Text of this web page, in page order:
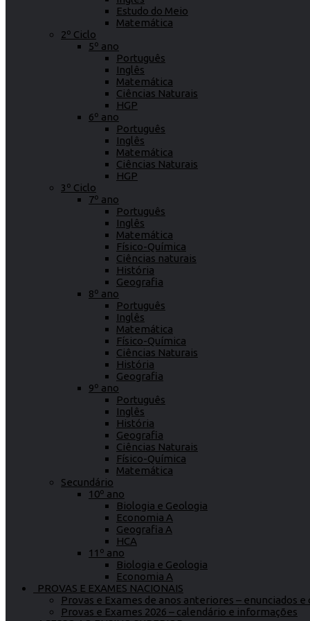
Estudo do Meio
Matemática
2º Ciclo
5º ano
Português
Inglês
Matemática
Ciências Naturais
HGP
6º ano
Português
Inglês
Matemática
Ciências Naturais
HGP
3º Ciclo
7º ano
Português
Inglês
Matemática
Físico-Química
Ciências naturais
História
Geografia
8º ano
Português
Inglês
Matemática
Físico-Química
Ciências Naturais
História
Geografia
9º ano
Português
Inglês
História
Geografia
Ciências Naturais
Físico-Química
Matemática
Secundário
10º ano
Biologia e Geologia
Economia A
Geografia A
HCA
11º ano
Biologia e Geologia
Economia A
PROVAS E EXAMES NACIONAIS
Provas e Exames de anos anteriores – enunciados
Provas e Exames 2026 – calendário e informações